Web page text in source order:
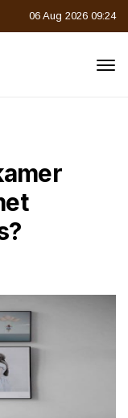
06 Aug 2026 09:24